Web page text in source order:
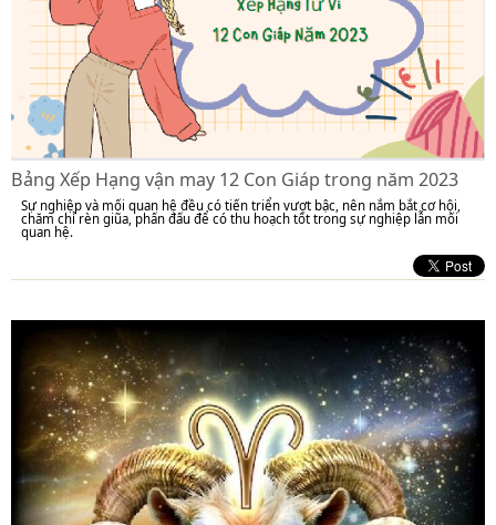
Bảng Xếp Hạng vận may 12 Con Giáp trong năm 2023
Sự nghiệp và mối quan hệ đều có tiến triển vượt bậc, nên nắm bắt cơ hội,
chăm chỉ rèn giũa, phấn đấu để có thu hoạch tốt trong sự nghiệp lẫn mối
quan hệ.